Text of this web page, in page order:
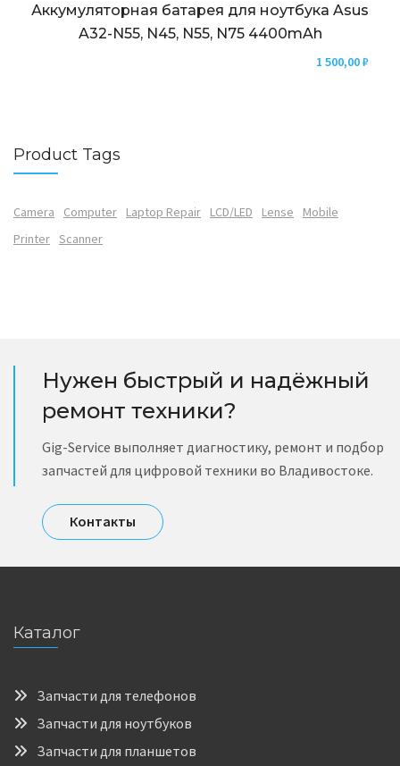
Аккумуляторная батарея для ноутбука Asus
A32-N55, N45, N55, N75 4400mAh
1 500,00₽
Product Tags
Camera Computer Laptop Repair LCD/LED Lense
Mobile
Printer Scanner
Нужен быстрый и надёжный
ремонт техники?
Gig-Service выполняет диагностику, ремонт и подбор
запчастей для цифровой техники во Владивостоке.
Контакты
Каталог
Запчасти для телефонов
Запчасти для ноутбуков
Запчасти для планшетов